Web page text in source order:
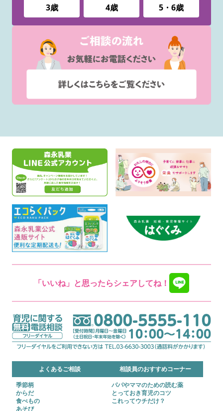
3歳 4歳 5・6歳
「いいね」と思ったらシェアしてね！
よくあるご相談
季節柄
からだ
食べもの
あそび
相談員のおすすめコーナー
パパやママのための読む薬
とっておき育児のコツ
これってウチだけ？